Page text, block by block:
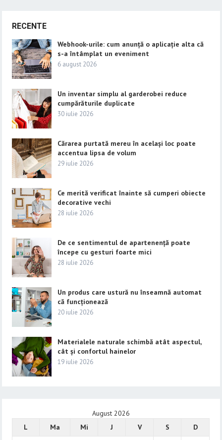
RECENTE
Webhook-urile: cum anunță o aplicație alta că
s-a întâmplat un eveniment
6 august 2026
Un inventar simplu al garderobei reduce
cumpărăturile duplicate
30 iulie 2026
Cărarea purtată mereu în același loc poate
accentua lipsa de volum
29 iulie 2026
Ce merită verificat înainte să cumperi obiecte
decorative vechi
28 iulie 2026
De ce sentimentul de apartenență poate
începe cu gesturi foarte mici
28 iulie 2026
Un produs care ustură nu înseamnă automat
că funcționează
20 iulie 2026
Materialele naturale schimbă atât aspectul,
cât și confortul hainelor
19 iulie 2026
August 2026
L
Ma Mi J V S
D